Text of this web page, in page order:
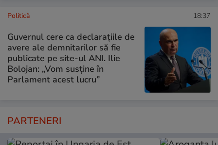
Politică 18:37
Guvernul cere ca declarațiile de
avere ale demnitarilor să fie
publicate pe site-ul ANI. Ilie
Bolojan: „Vom susține în
Parlament acest lucru”
PARTENERI